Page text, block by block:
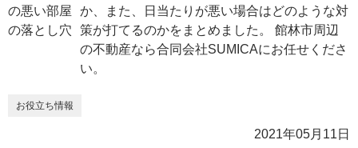
か、また、日当たりが悪い場合はどのような対
策が打てるのかをまとめました。 館林市周辺
の不動産なら合同会社SUMICAにお任せくださ
い。
お役立ち情報
2021年05月11日